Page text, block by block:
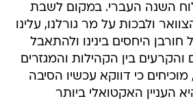
השנה העברי. במקום לשבת
ולבכות על מר גורלנו, עלינו
היחסים בינינו ולהתאבל
והקרעים בין הקהילות והמגזרים
כי דווקא עכשיו הסיבה
העניין האקטואלי ביותר